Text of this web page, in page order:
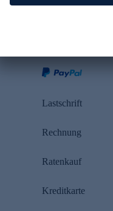
Lastschrift
Rechnung
Ratenkauf
Kreditkarte